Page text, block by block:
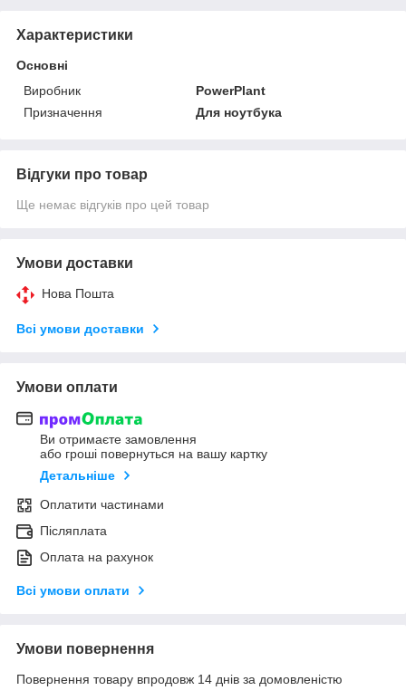
Характеристики
Основні
Виробник
PowerPlant
Призначення
Для ноутбука
Відгуки про товар
Ще немає відгуків про цей товар
Умови доставки
Нова Пошта
Всі умови доставки
Умови оплати
Ви отримаєте замовлення
або гроші повернуться на вашу картку
Детальніше
Оплатити частинами
Післяплата
Оплата на рахунок
Всі умови оплати
Умови повернення
Повернення товару впродовж 14 днів за домовленістю